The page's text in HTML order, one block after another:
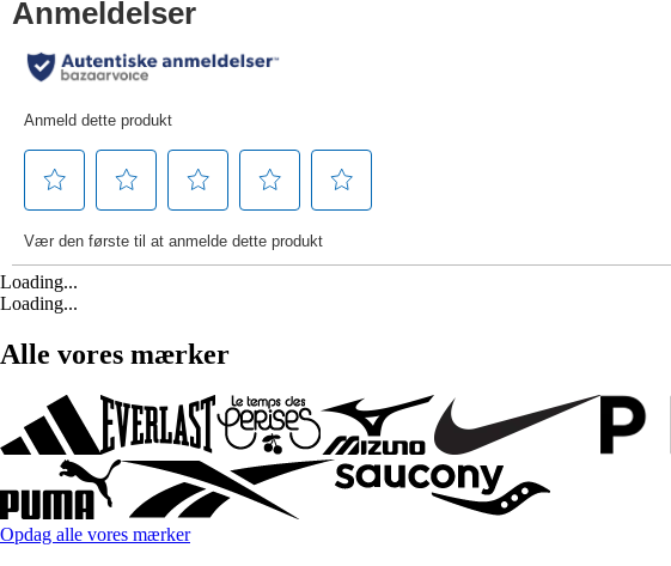
Loading...
Loading...
Alle vores mærker
Opdag alle vores mærker